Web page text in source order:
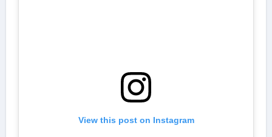
View this post on Instagram